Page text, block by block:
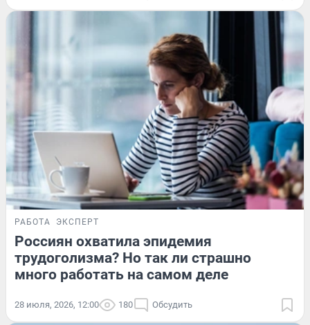
РАБОТА ЭКСПЕРТ
Россиян охватила эпидемия
трудоголизма? Но так ли страшно
много работать на самом деле
28 июля, 2026, 12:00 180 Обсудить